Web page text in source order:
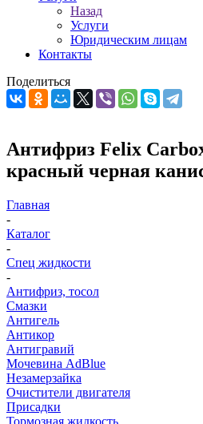
Назад
Услуги
Юридическим лицам
Контакты
Поделиться
Антифриз Felix
красный черная
Главная
-
Каталог
-
Спец жидкости
-
Антифриз, тосол
Смазки
Антигель
Антикор
Антигравий
Мочевина AdBlue
Незамерзайка
Очистители двигателя
Присадки
Тормозная жидкость